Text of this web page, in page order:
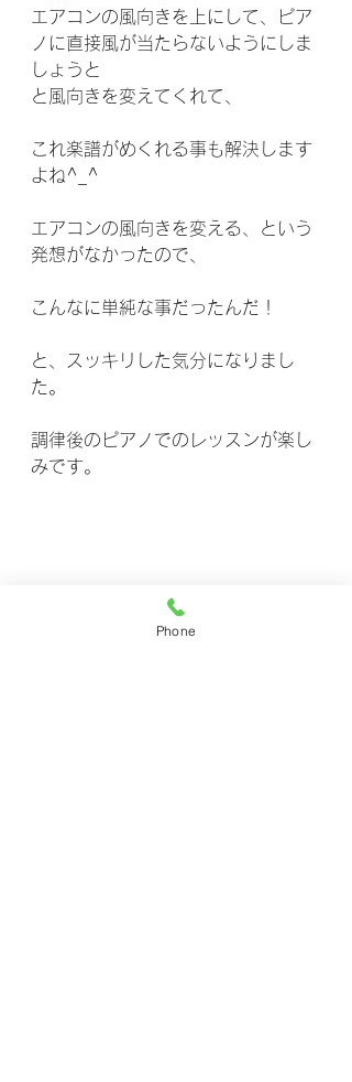
エアコンの風向きを上にして、ピア
ノに直接風が当たらないようにしま
しょうと
と風向きを変えてくれて、
これ楽譜がめくれる事も解決します
よね^_^
エアコンの風向きを変える、という
発想がなかったので、
こんなに単純な事だったんだ！
と、スッキリした気分になりまし
た。
調律後のピアノでのレッスンが楽し
みです。
Phone